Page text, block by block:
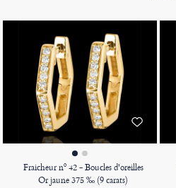
Fraicheur nº 42 - Boucles d'oreilles
Or jaune 375 ‰ (9 carats)